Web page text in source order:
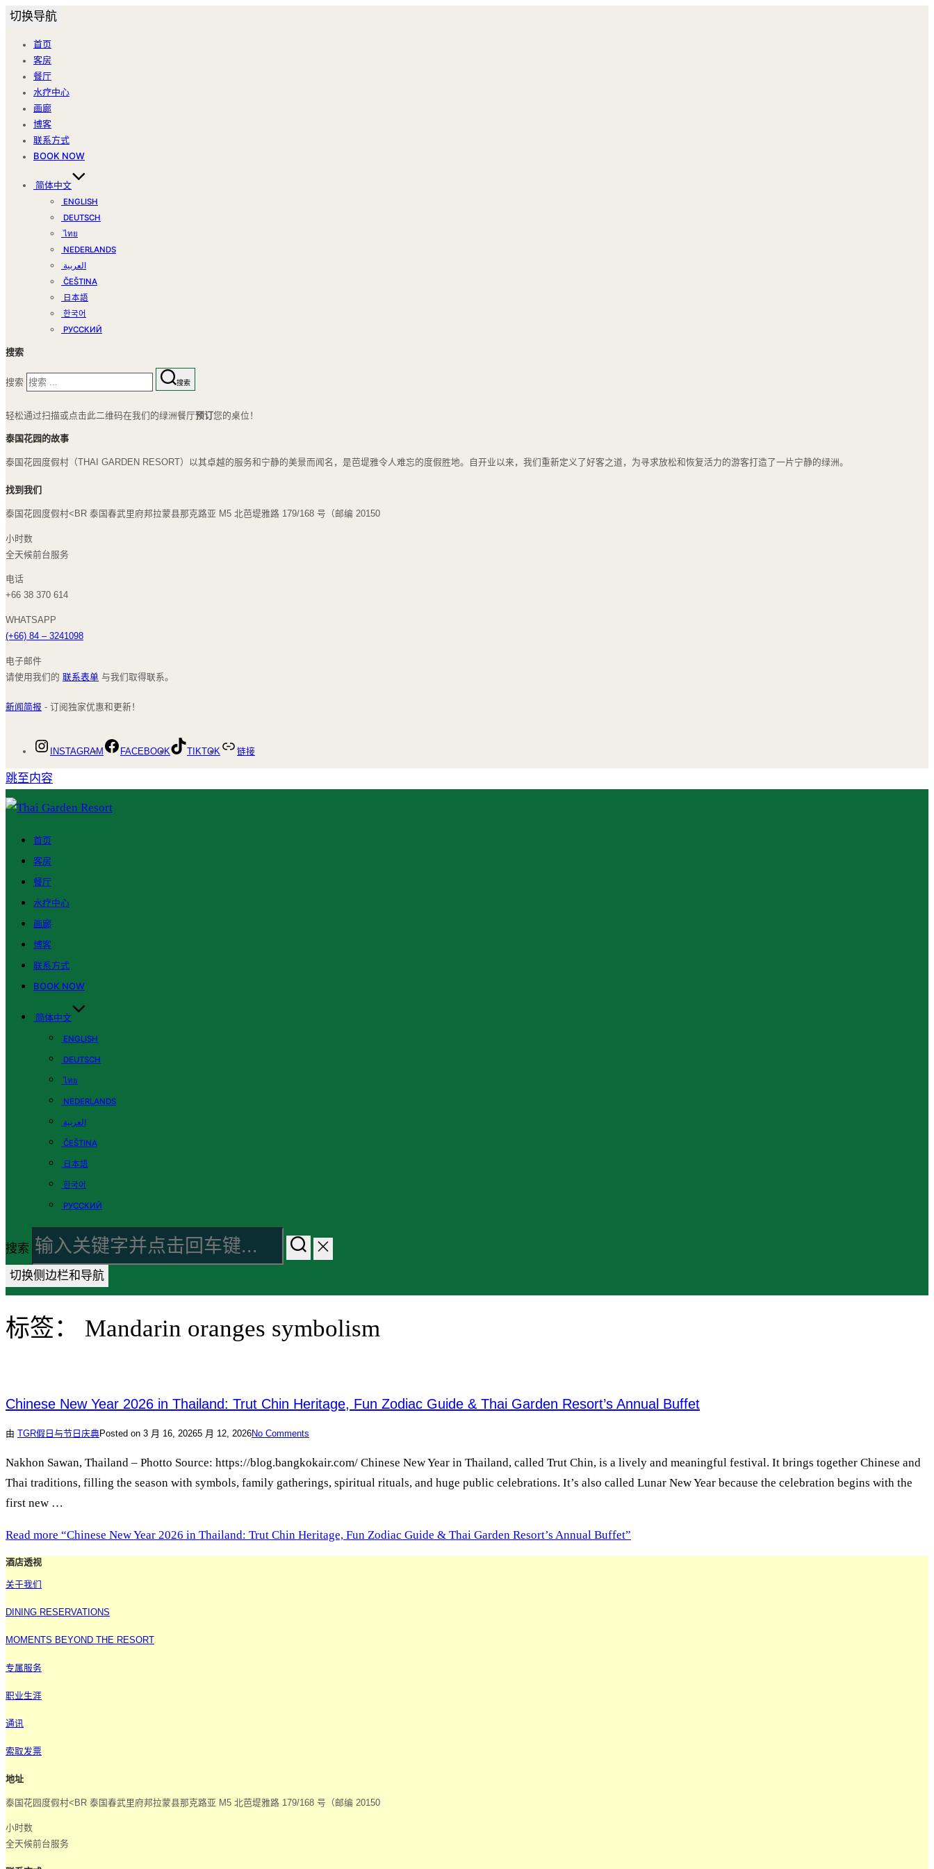
切换导航
首页
客房
餐厅
水疗中心
画廊
博客
联系方式
BOOK NOW
简体中文
ENGLISH
DEUTSCH
ไทย
NEDERLANDS
العربية
ČEŠTINA
日本語
한국어
РУССКИЙ
搜索
搜索 搜索
轻松通过扫描或点击此二维码在我们的绿洲餐厅预订您的桌位！
泰国花园的故事
泰国花园度假村（THAI GARDEN RESORT）以其卓越的服务和宁静的美景而闻名，是芭堤雅令人难忘的度假胜地。自开业以来，我们重新定义了好客之道，为寻求放松和恢复活力的游客打造了一片宁静的绿洲。
找到我们
泰国花园度假村<BR 泰国春武里府邦拉蒙县那克路亚 M5 北芭堤雅路 179/168 号（邮编 20150
小时数
全天候前台服务
电话
+66 38 370 614
WHATSAPP
(+66) 84 – 3241098
电子邮件
请使用我们的 联系表单 与我们取得联系。
新闻简报 - 订阅独家优惠和更新！
INSTAGRAM FACEBOOK TIKTOK 链接
跳至内容
首页
客房
餐厅
水疗中心
画廊
博客
联系方式
BOOK NOW
简体中文
ENGLISH
DEUTSCH
ไทย
NEDERLANDS
العربية
ČEŠTINA
日本語
한국어
РУССКИЙ
搜索
切换侧边栏和导航
标签： Mandarin oranges symbolism
Chinese New Year 2026 in Thailand: Trut Chin Heritage, Fun Zodiac Guide & Thai Garden Resort’s Annual Buffet
由 TGR假日与节日庆典Posted on 3 月 16, 20265 月 12, 2026No Comments
Nakhon Sawan, Thailand – Photto Source: https://blog.bangkokair.com/ Chinese New Year in Thailand, called Trut Chin, is a lively and meaningful festival. It brings together Chinese and
Thai traditions, filling the season with symbols, family gatherings, spiritual rituals, and huge public celebrations. It’s also called Lunar New Year because the celebration begins with the
first new …
Read more “Chinese New Year 2026 in Thailand: Trut Chin Heritage, Fun Zodiac Guide & Thai Garden Resort’s Annual Buffet”
酒店透视
关于我们
DINING RESERVATIONS
MOMENTS BEYOND THE RESORT
专属服务
职业生涯
通讯
索取发票
地址
泰国花园度假村<BR 泰国春武里府邦拉蒙县那克路亚 M5 北芭堤雅路 179/168 号（邮编 20150
小时数
全天候前台服务